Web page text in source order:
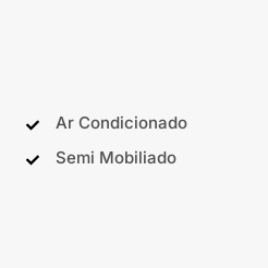
Ar Condicionado
Semi Mobiliado